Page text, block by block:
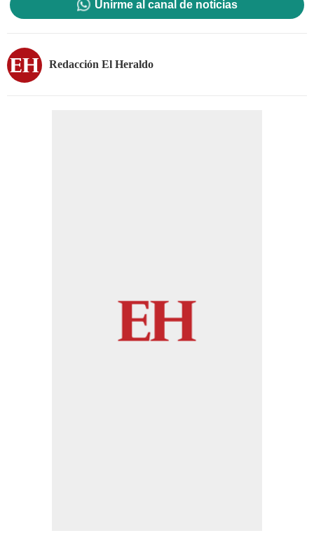
Unirme al canal de noticias
Redacción El Heraldo